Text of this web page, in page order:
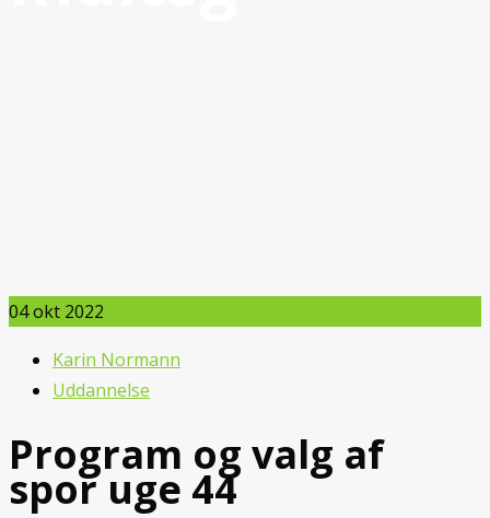
04okt 2022
Karin Normann
Uddannelse
Program og valg af
spor uge 44